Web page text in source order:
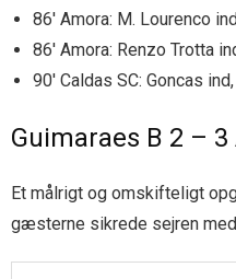
86′ Amora: M. Lourenco
86′ Amora: Renzo Trotta
90′ Caldas SC: Goncas
Guimaraes B 2 –
Et målrigt og omskifteligt
gæsterne sikrede sejren